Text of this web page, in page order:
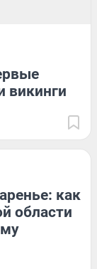
викинги
как
области